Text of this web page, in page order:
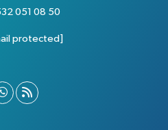
051 08 50
protected]